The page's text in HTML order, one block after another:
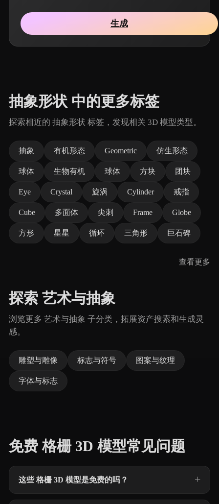
生成
抽象形状 中的更多标签
探索相近的 抽象形状 标签，发现相关 3D 模型类型。
抽象 有机形态 Geometric 仿生形态
球体 生物有机 球体 方块 团块
Eye Crystal 旋涡 Cylinder 戒指
Cube 多面体 尖刺 Frame Globe
方形 星星 循环 三角形 巨石碑
查看更多
探索 艺术与抽象
浏览更多 艺术与抽象 子分类，拓展资产搜索和生成灵
感。
雕塑与雕像 标志与符号 图案与纹理
字体与标志
免费 格栅 3D 模型常见问题
这些 格栅 3D 模型是免费的吗？